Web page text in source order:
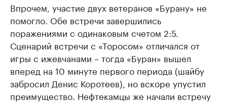
Впрочем, участие двух ветеранов «Бурану» не
помогло. Обе встречи завершились
поражениями с одинаковым счетом 2:5.
Сценарий встречи с «Торосом» отличался от
игры с ижевчанами – тогда «Буран» вышел
вперед на 10 минуте первого периода (шайбу
забросил Денис Коротеев), но вскоре упустил
преимущество. Нефтекамцы же начали встречу